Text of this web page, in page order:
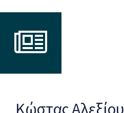
Κώστας Αλεξίου